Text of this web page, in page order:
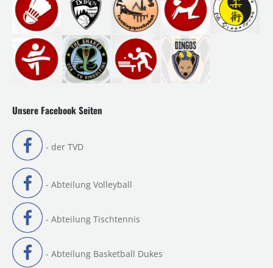
Unsere Facebook Seiten
- der TVD
- Abteilung Volleyball
- Abteilung Tischtennis
- Abteilung Basketball Dukes